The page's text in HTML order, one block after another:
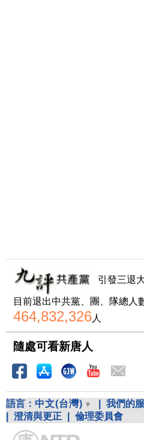
引發三退
目前退出中共黨、團、隊總人
464,832,326人
隨處可看新唐人
語言： 中文(台灣) 我們的
澄清與更正 倫理委員會